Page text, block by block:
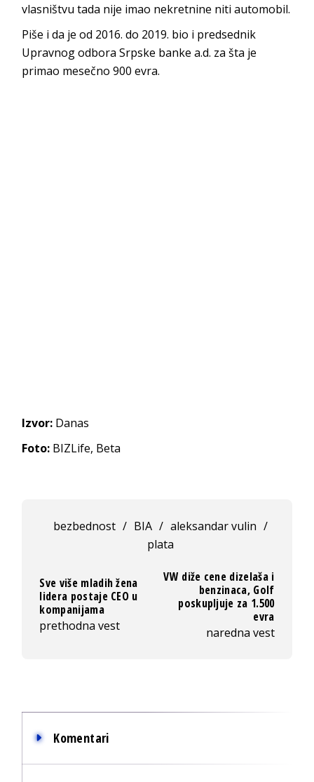
vlasništvu tada nije imao nekretnine niti automobil.
Piše i da je od 2016. do 2019. bio i predsednik
Upravnog odbora Srpske banke a.d. za šta je
primao mesečno 900 evra.
Izvor: Danas
Foto: BIZLife, Beta
bezbednost / BIA / aleksandar vulin /
plata
Sve više mladih žena
lidera postaje CEO u
kompanijama
prethodna vest
VW diže cene dizelaša i
benzinaca, Golf
poskupljuje za 1.500
evra
naredna vest
Komentari